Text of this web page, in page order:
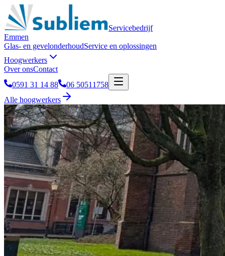
Servicebedrijf
Emmen
Glas- en gevelonderhoudService en oplossingen
Hoogwerkers
Over onsContact
0591 31 14 88
06 50511758
Alle hoogwerkers